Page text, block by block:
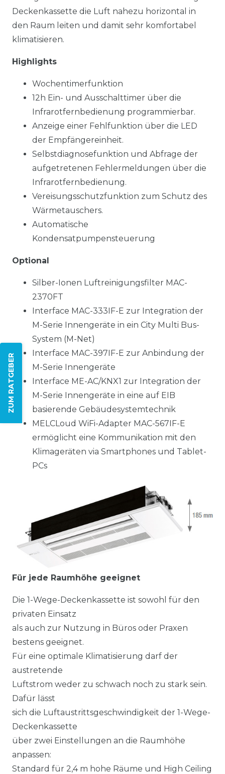
ZUM RATGEBER
Deckenkassette die Luft nahezu horizontal in
den Raum leiten und damit sehr komfortabel
klimatisieren.
Highlights
Wochentimerfunktion
12h Ein- und Ausschalttimer über die
Infrarotfernbedienung programmierbar.
Anzeige einer Fehlfunktion über die LED
der Empfängereinheit.
Selbstdiagnosefunktion und Abfrage der
aufgetretenen Fehlermeldungen über die
Infrarotfernbedienung.
Vereisungsschutzfunktion zum Schutz des
Wärmetauschers.
Automatische
Kondensatpumpensteuerung
Optional
Silber-Ionen Luftreinigungsfilter MAC-
2370FT
Interface MAC-333IF-E zur Integration der
M-Serie Innengeräte in ein City Multi Bus-
System (M-Net)
Interface MAC-397IF-E zur Anbindung der
M-Serie Innengeräte
Interface ME-AC/KNX1 zur Integration der
M-Serie Innengeräte in eine auf EIB
basierende Gebäudesystemtechnik
MELCLoud WiFi-Adapter MAC-567IF-E
ermöglicht eine Kommunikation mit den
Klimageräten via Smartphones und Tablet-
PCs
Für jede Raumhöhe geeignet
Die 1-Wege-Deckenkassette ist sowohl für den
privaten Einsatz
als auch zur Nutzung in Büros oder Praxen
bestens geeignet.
Für eine optimale Klimatisierung darf der
austretende
Luftstrom weder zu schwach noch zu stark sein.
Dafür lässt
sich die Luftaustrittsgeschwindigkeit der 1-Wege-
Deckenkassette
über zwei Einstellungen an die Raumhöhe
anpassen:
Standard für 2,4 m hohe Räume und High Ceiling